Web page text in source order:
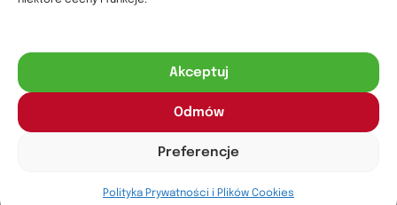
Akceptuj
Odmów
Preferencje
Polityka Prywatności i Plików Cookies
. Wszelkie prawa zastrzeżone.
Zdjęcia i grafiki wykorzystane na stronie Sunko pochodzą z
MAPA WITRYNY